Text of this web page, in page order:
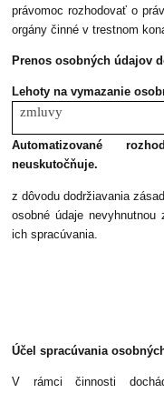
právomoc rozhodovať o
orgány činné v trestnom
Prenos osobných údajov
Lehoty na vymazanie
zmluvy
Automatizované
neuskutočňuje.
z dôvodu dodržiavania
osobné údaje nevyhnutnou
ich spracúvania.
Účel spracúvania
V rámci činnosti